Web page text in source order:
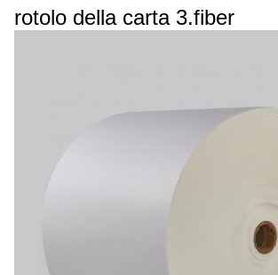
rotolo della carta 3.fiber